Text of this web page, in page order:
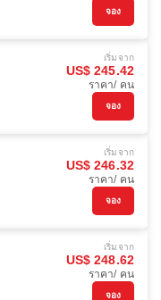
จอง
เริ่มจาก
US$ 245.42
ราคา/ คน
จอง
เริ่มจาก
US$ 246.32
ราคา/ คน
จอง
เริ่มจาก
US$ 248.62
ราคา/ คน
จอง